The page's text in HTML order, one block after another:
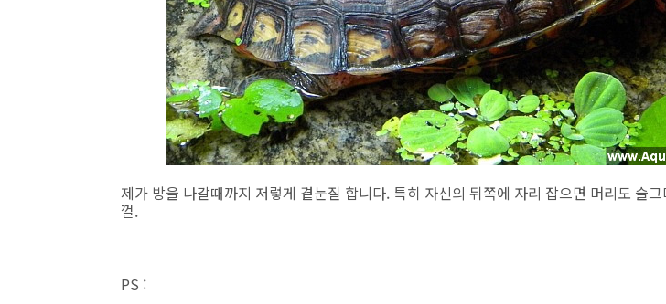
제가 방을 나갈때까지 저렇게 곁눈질 합니다. 특히 자신의 뒤쪽에 자리 잡으면 머리도 슬
껄.
PS :